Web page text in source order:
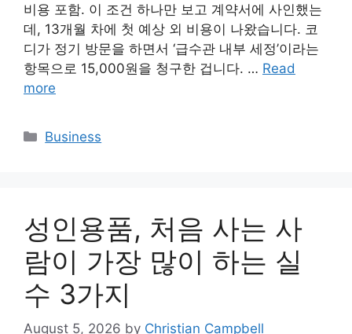
비용 포함. 이 조건 하나만 보고 계약서에 사인했는
데, 13개월 차에 첫 예상 외 비용이 나왔습니다. 코
디가 정기 방문을 하면서 ‘급수관 내부 세정’이라는
항목으로 15,000원을 청구한 겁니다. … Read
more
Categories
Business
성인용품, 처음 사는 사
람이 가장 많이 하는 실
수 3가지
August 5, 2026 by Christian Campbell